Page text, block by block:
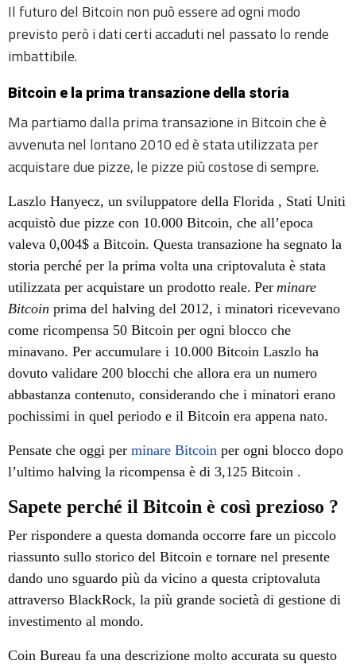
Il futuro del Bitcoin non può essere ad ogni modo
previsto però i dati certi accaduti nel passato lo rende
imbattibile.
Bitcoin e la prima transazione della storia
Ma partiamo dalla prima transazione in Bitcoin che è
avvenuta nel lontano 2010 ed è stata utilizzata per
acquistare due pizze, le pizze più costose di sempre.
Laszlo Hanyecz, un sviluppatore della Florida , Stati Uniti
acquistò due pizze con 10.000 Bitcoin, che all’epoca
valeva 0,004$ a Bitcoin. Questa transazione ha segnato la
storia perché per la prima volta una criptovaluta è stata
utilizzata per acquistare un prodotto reale. Per minare
Bitcoin prima del halving del 2012, i minatori ricevevano
come ricompensa 50 Bitcoin per ogni blocco che
minavano. Per accumulare i 10.000 Bitcoin Laszlo ha
dovuto validare 200 blocchi che allora era un numero
abbastanza contenuto, considerando che i minatori erano
pochissimi in quel periodo e il Bitcoin era appena nato.
Pensate che oggi per minare Bitcoin per ogni blocco dopo
l’ultimo halving la ricompensa è di 3,125 Bitcoin .
Sapete perché il Bitcoin è così prezioso ?
Per rispondere a questa domanda occorre fare un piccolo
riassunto sullo storico del Bitcoin e tornare nel presente
dando uno sguardo più da vicino a questa criptovaluta
attraverso BlackRock, la più grande società di gestione di
investimento al mondo.
Coin Bureau fa una descrizione molto accurata su questo